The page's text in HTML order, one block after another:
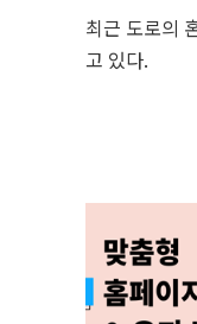
최근 도로의
고 있다.